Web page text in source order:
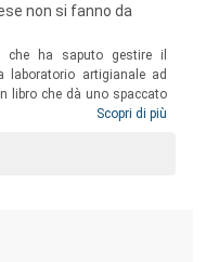
non si fanno da
che ha saputo gestire il
laboratorio artigianale ad
libro che dà uno spaccato
e alla vita, dove la
un’impresa e che è
dovranno confrontare con
Scopri di più